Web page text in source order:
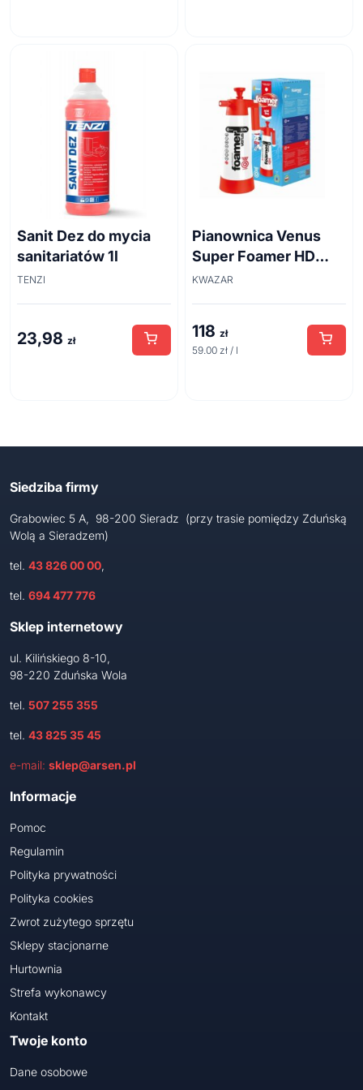
Sanit Dez do mycia
sanitariatów 1l
TENZI
23,98 zł
Pianownica Venus
Super Foamer HD
acid line 2L
KWAZAR
118 zł
59.00 zł / l
Siedziba firmy
Grabowiec 5 A, 98-200 Sieradz (przy trasie pomiędzy Zduńską
Wolą a Sieradzem)
tel. 43 826 00 00,
tel. 694 477 776
Sklep internetowy
ul. Kilińskiego 8-10,
98-220 Zduńska Wola
tel. 507 255 355
tel. 43 825 35 45
e-mail: sklep@arsen.pl
Informacje
Pomoc
Regulamin
Polityka prywatności
Polityka cookies
Zwrot zużytego sprzętu
Sklepy stacjonarne
Hurtownia
Strefa wykonawcy
Kontakt
Twoje konto
Dane osobowe